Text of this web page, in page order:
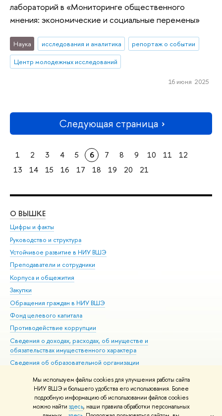
Мы используем файлы cookies для улучшения работы сайта
НИУ ВШЭ и большего удобства его использования. Более
подробную информацию об использовании файлов cookies
можно найти здесь, наши правила обработки персональных
лабораторий в «Мониторинге общественного
мнения: экономические и социальные перемены»
Наука исследования и аналитика
репортаж о событии
Центр молодежных исследований
16 июня 2025
Следующая страница
1 2 3 4 5 6 7 8 9 10 11
12
13
14 15 16 17 18 19 20 21
О ВЫШКЕ
Цифры и факты
Руководство и структура
Устойчивое развитие в НИУ ВШЭ
Преподаватели и сотрудники
Корпуса и общежития
Закупки
Обращения граждан в НИУ ВШЭ
Фонд целевого капитала
Противодействие коррупции
Сведения о доходах, расходах, об имуществе и
обязательствах имущественного характера
Сведения об образовательной организации
Людям с ограниченными возможностями здоровья
Единая платежная страница
Работа в Вышке